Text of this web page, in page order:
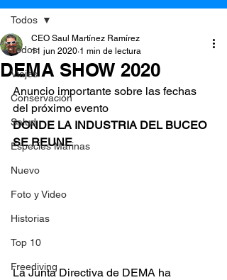
Todos
Viajes
Conservación
Salud
Especies Marinas
Nuevo
Foto y Video
Historias
Top 10
Freediving
Todos
DEMA SHOW 2020
CEO Saul Martínez Ramírez
11 jun 2020 1 min de lectura
Anuncio importante sobre las fechas
del próximo evento
DONDE LA INDUSTRIA DEL BUCEO
SE REUNE
La Junta Directiva de DEMA ha